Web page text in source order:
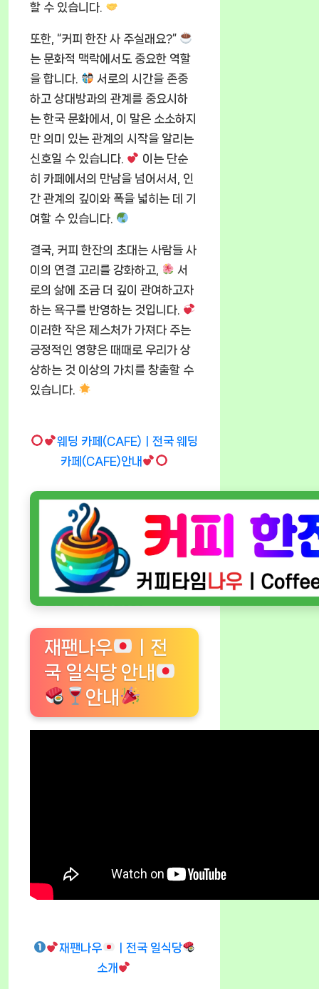
할 수 있습니다.
또한, “커피 한잔 사 주실래요?”
는 문화적 맥락에서도 중요한 역할
을 합니다.
서로의 시간을 존중
하고 상대방과의 관계를 중요시하
는 한국 문화에서, 이 말은 소소하지
만 의미 있는 관계의 시작을 알리는
신호일 수 있습니다.
이는 단순
히 카페에서의 만남을 넘어서서, 인
간 관계의 깊이와 폭을 넓히는 데 기
여할 수 있습니다.
결국, 커피 한잔의 초대는 사람들 사
이의 연결 고리를 강화하고,
서
로의 삶에 조금 더 깊이 관여하고자
하는 욕구를 반영하는 것입니다.
이러한 작은 제스처가 가져다 주는
긍정적인 영향은 때때로 우리가 상
상하는 것 이상의 가치를 창출할 수
있습니다.
웨딩 카페(CAFE)ㅣ전국 웨딩
카페(CAFE)안내
재팬나우
ㅣ전
국 일식당 안내
안내
재팬나우
ㅣ전국 일식당
소개